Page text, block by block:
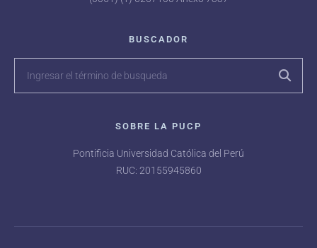
BUSCADOR
SOBRE LA PUCP
Pontificia Universidad Católica del Perú
RUC: 20155945860